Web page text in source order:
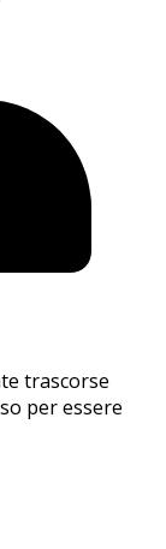
trascorse
per essere